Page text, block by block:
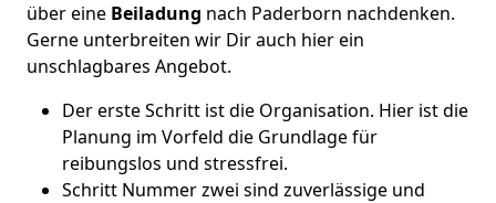
über eine Beiladung nach Paderborn nachdenken.
Gerne unterbreiten wir Dir auch hier ein
unschlagbares Angebot.
Der erste Schritt ist die Organisation. Hier ist die
Planung im Vorfeld die Grundlage für
reibungslos und stressfrei.
Schritt Nummer zwei sind zuverlässige und